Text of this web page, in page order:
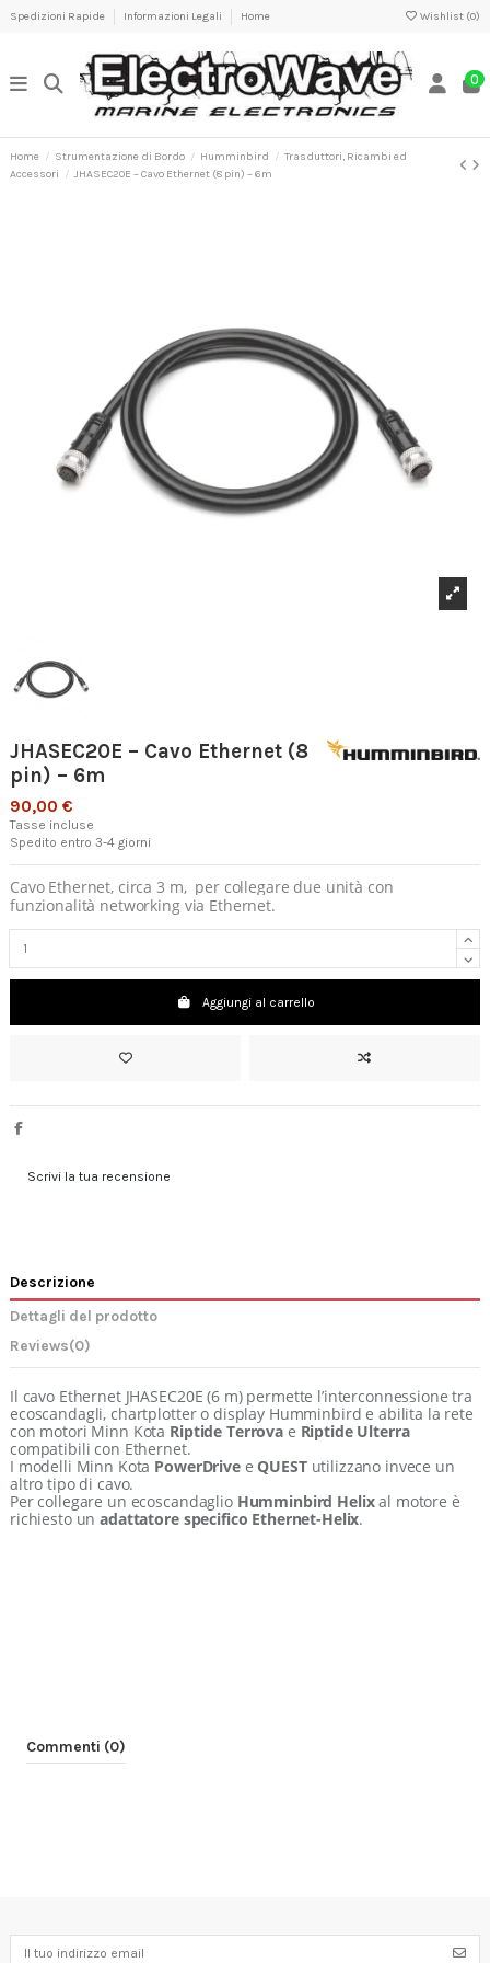
Spedizioni Rapide Informazioni Legali Home Wishlist (0)
0
Home Strumentazione di Bordo Humminbird
Trasduttori, Ricambi ed
Accessori
JHASEC20E – Cavo Ethernet (8 pin) – 6m
JHASEC20E – Cavo Ethernet (8
pin) – 6m
90,00 €
Tasse incluse
Spedito entro 3-4 giorni
Cavo Ethernet, circa 3 m, per collegare due unità con
funzionalità networking via Ethernet.
Aggiungi al carrello
Scrivi la tua recensione
Descrizione
Dettagli del prodotto
Reviews(0)
Il cavo Ethernet JHASEC20E (6 m) permette l’interconnessione tra
ecoscandagli, chartplotter o display Humminbird e abilita la rete
con motori Minn Kota Riptide Terrovae Riptide Ulterra
compatibili con Ethernet.
I modelli Minn Kota PowerDriveeQUESTutilizzano invece un
altro tipo di cavo.
Per collegare un ecoscandaglio Humminbird Helixal motore è
richiesto unadattatore specifico Ethernet-Helix.
Commenti (0)